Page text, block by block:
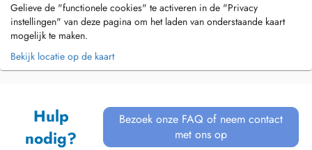
Gelieve de "functionele cookies" te activeren in de "Privacy
instellingen" van deze pagina om het laden van onderstaande kaart
mogelijk te maken.
Bekijk locatie op de kaart
Hulp
nodig?
Bezoek onze FAQ of neem contact
met ons op